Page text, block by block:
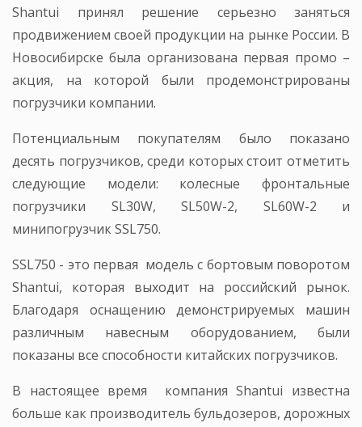
Shantui принял решение серьезно заняться
продвижением своей продукции на рынке России. В
Новосибирске была организована первая промо –
акция, на которой были продемонстрированы
погрузчики компании.
Потенциальным покупателям было показано
десять погрузчиков, среди которых стоит отметить
следующие модели: колесные фронтальные
погрузчики SL30W, SL50W-2, SL60W-2 и
минипогрузчик SSL750.
SSL750 - это первая модель с бортовым поворотом
Shantui, которая выходит на российский рынок.
Благодаря оснащению демонстрируемых машин
различным навесным оборудованием, были
показаны все способности китайских погрузчиков.
В настоящее время компания Shantui известна
больше как производитель бульдозеров, дорожных